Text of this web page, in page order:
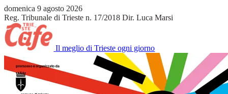
domenica 9 agosto 2026
Reg. Tribunale di Trieste n. 17/2018 Dir. Luca Marsi
Il meglio di Trieste ogni giorno